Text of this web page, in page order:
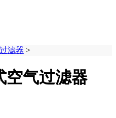
滤器 >
空气过滤器